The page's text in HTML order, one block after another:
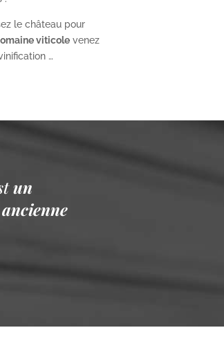
le château pour
viticolevenez
…
un
ancienne